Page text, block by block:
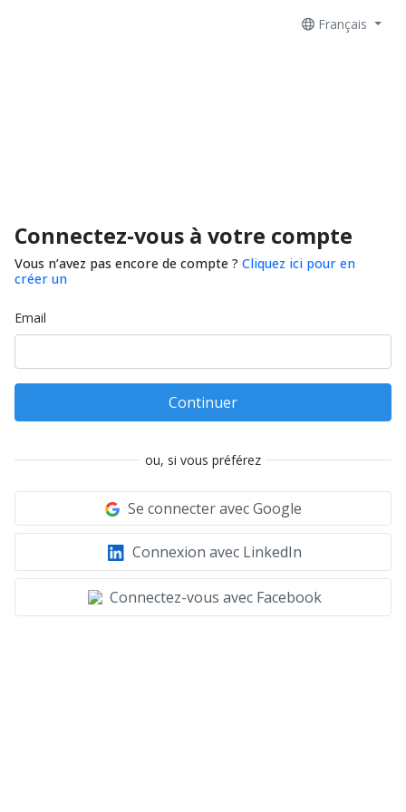
Français
Connectez-vous à votre compte
Vous n’avez pas encore de compte ? Cliquez ici pour en
créer un
Email
Continuer
ou, si vous préférez
Se connecter avec Google
Connexion avec LinkedIn
Connectez-vous avec Facebook